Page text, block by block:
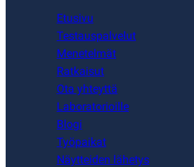
Etusivu
Testauspalvelut
Menetelmät
Ratkaisut
Ota yhteyttä
Laboratorioille
Blogi
Työpaikat
Näytteiden lähetys